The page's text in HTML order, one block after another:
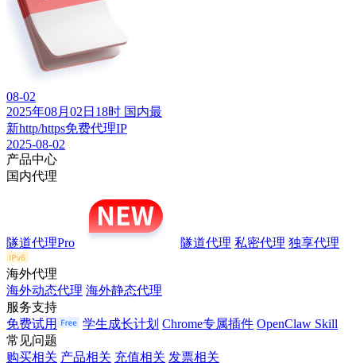
08-02
2025年08月02日18时 国内最
新http/https免费代理IP
2025-08-02
产品中心
国内代理
隧道代理Pro 隧道代理 私密代理 独享代理
海外代理
海外动态代理 海外静态代理
服务支持
免费试用
学生成长计划 Chrome专属插件 OpenClaw Skill
常见问题
购买相关 产品相关 充值相关 发票相关